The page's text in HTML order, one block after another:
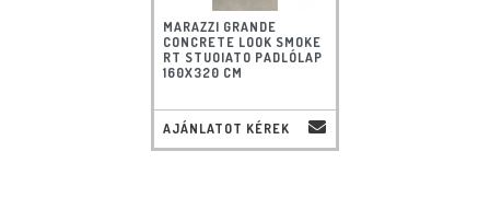
MARAZZI GRANDE
CONCRETE LOOK SMOKE
RT STUOIATO PADLÓLAP
160X320 CM
AJÁNLATOT KÉREK